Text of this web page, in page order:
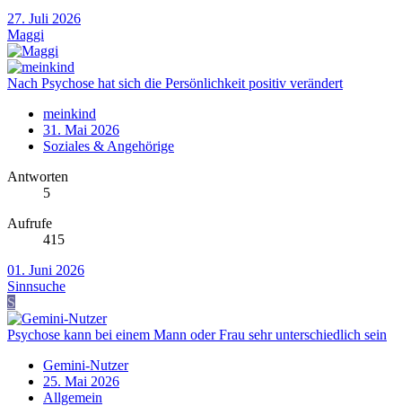
27. Juli 2026
Maggi
Nach Psychose hat sich die Persönlichkeit positiv verändert
meinkind
31. Mai 2026
Soziales & Angehörige
Antworten
5
Aufrufe
415
01. Juni 2026
Sinnsuche
S
Psychose kann bei einem Mann oder Frau sehr unterschiedlich sein
Gemini-Nutzer
25. Mai 2026
Allgemein